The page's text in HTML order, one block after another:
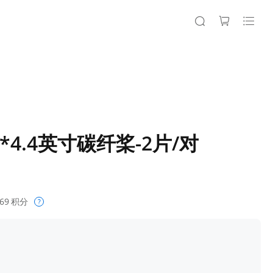
英寸碳纤桨-2片/对
积分 ?